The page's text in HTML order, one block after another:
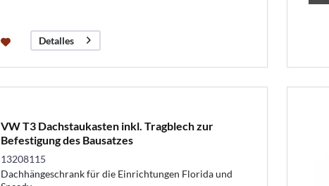
Detalles
VW T3 Dachstaukasten inkl. Tragblech zur
Befestigung des Bausatzes
13208115
Dachhängeschrank für die Einrichtungen Florida und